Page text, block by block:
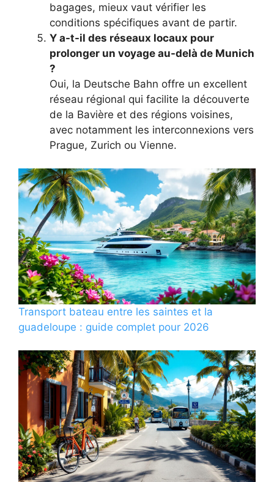
bagages, mieux vaut vérifier les
conditions spécifiques avant de partir.
Y a-t-il des réseaux locaux pour
prolonger un voyage au-delà de Munich
?
Oui, la Deutsche Bahn offre un excellent
réseau régional qui facilite la découverte
de la Bavière et des régions voisines,
avec notamment les interconnexions vers
Prague, Zurich ou Vienne.
Transport bateau entre les saintes et la
guadeloupe : guide complet pour 2026